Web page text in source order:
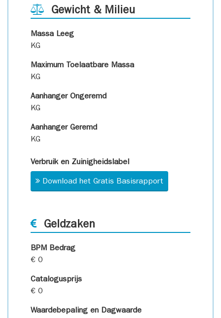
Gewicht & Milieu
Massa Leeg
KG
Maximum Toelaatbare Massa
KG
Aanhanger Ongeremd
KG
Aanhanger Geremd
KG
Verbruik en Zuinigheidslabel
Download het Gratis Basisrapport
Geldzaken
BPM Bedrag
€ 0
Catalogusprijs
€ 0
Waardebepaling en Dagwaarde